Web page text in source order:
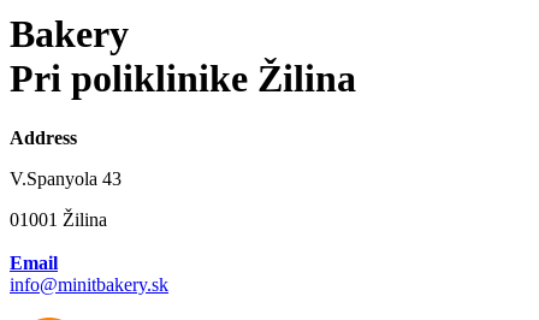
Bakery
Pri poliklinike Žilina
Address
V.Spanyola 43
01001 Žilina
Email
info@minitbakery.sk